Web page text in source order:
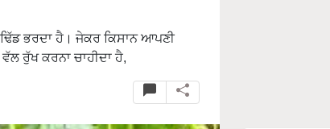
ਢਿੱਡ ਭਰਦਾ ਹੈ। ਜੇਕਰ ਕਿਸਾਨ ਆਪਣੀ
ਰੁੱਖ ਕਰਨਾ ਚਾਹੀਦਾ ਹੈ,